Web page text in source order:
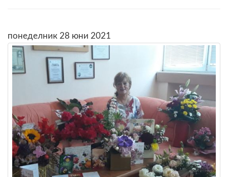
понеделник 28 юни 2021